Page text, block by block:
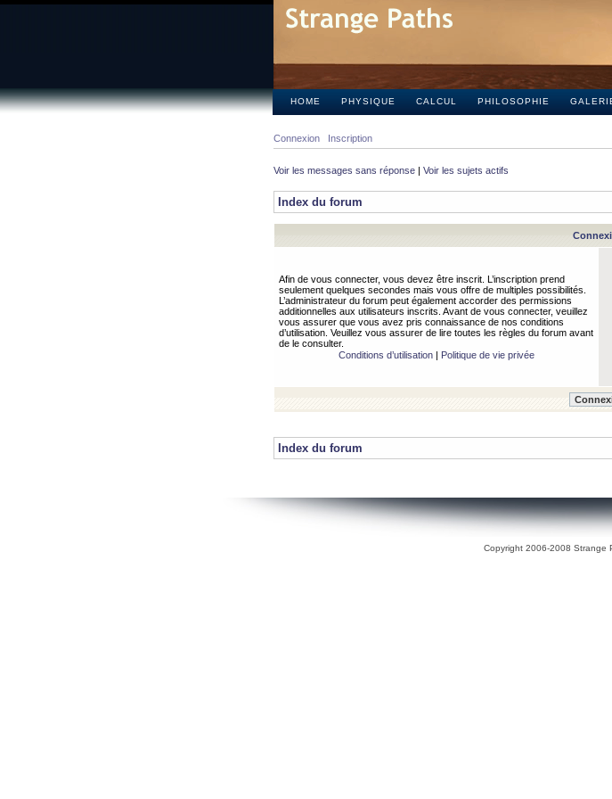
HOME PHYSIQUE CALCUL PHILOSOPHIE
Connexion Inscription
Voir les messages sans réponse | Voir les sujets actifs
Index du forum
Afin de vous connecter, vous devez être inscrit. L’inscription prend
seulement quelques secondes mais vous offre de multiples possibilités.
L’administrateur du forum peut également accorder des permissions
additionnelles aux utilisateurs inscrits. Avant de vous connecter, veuillez
vous assurer que vous avez pris connaissance de nos conditions
d’utilisation. Veuillez vous assurer de lire toutes les règles du forum avant
de le consulter.
Conditions d’utilisation| Politique de vie privée
Index du forum
Copyright 2006-2008 Strange